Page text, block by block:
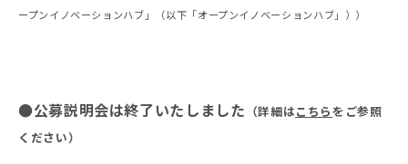
ープンイノベーションハブ」（以下「オープンイノベーションハブ」））
●公募説明会は終了いたしました （詳細はこちらをご参照
ください）